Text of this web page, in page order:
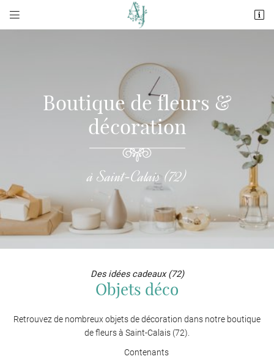
 
 Adresse email de réception
En cochant cette case, vous consentez à recevoir nos propositions commerciales à
l'adresse email indiqué ci-dessus. Vous pouvez vous désinscrire à tout moment en
utilisantle formulaire de désinscription.
Boutique de fleurs &
décoration
à Saint-Calais (72)
Des idées cadeaux (72)
Objets déco
Retrouvez de nombreux objets de décoration dans notre boutique
de fleurs à Saint-Calais (72).
Contenants